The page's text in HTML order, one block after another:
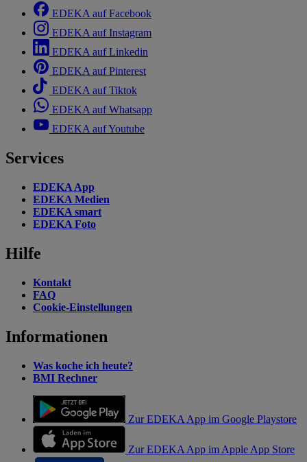
EDEKA auf Facebook
EDEKA auf Instagram
EDEKA auf Linkedin
EDEKA auf Pinterest
EDEKA auf Tiktok
EDEKA auf Whatsapp
EDEKA auf Youtube
Services
EDEKA App
EDEKA Medien
EDEKA smart
EDEKA Foto
Hilfe
Kontakt
FAQ
Cookie-Einstellungen
Informationen
Was koche ich heute?
BMI Rechner
Zur EDEKA App im Google Playstore
Zur EDEKA App im Apple App Store